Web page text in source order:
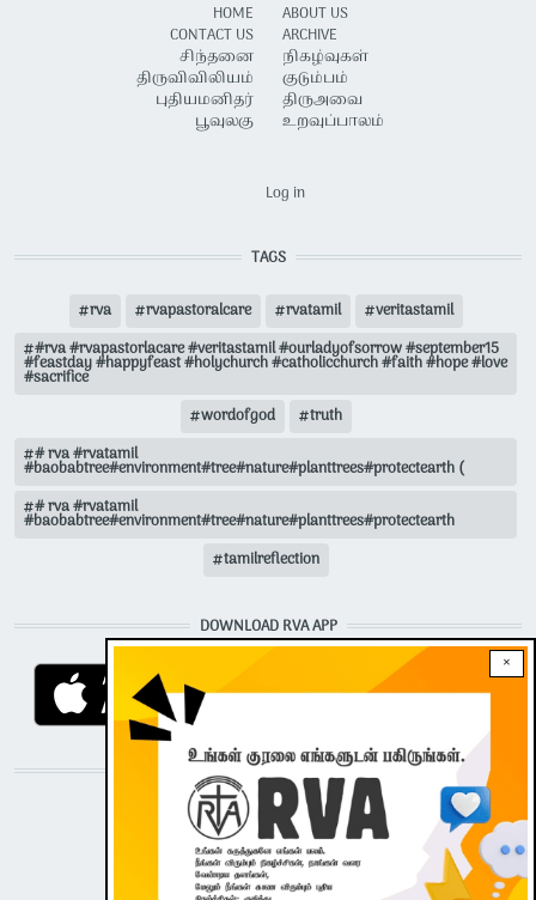
×
HOME
CONTACT US
சிந்தனை
திருவிவிலியம்
புதியமனிதர்
பூவுலகு
ABOUT US
ARCHIVE
நிகழ்வுகள்
குடும்பம்
திருஅவை
உறவுப்பாலம்
Log in
TAGS
rva rvapastoralcare rvatamil
veritastamil
#rva #rvapastorlacare #veritastamil #ourladyofsorrow #september15
#feastday #happyfeast #holychurch #catholicchurch #faith #hope #love
#sacrifice
wordofgod
truth
# rva #rvatamil
#baobabtree#environment#tree#nature#planttrees#protectearth (
# rva #rvatamil
#baobabtree#environment#tree#nature#planttrees#protectearth
tamilreflection
DOWNLOAD RVA APP
STAY CONNECTED WITH US!